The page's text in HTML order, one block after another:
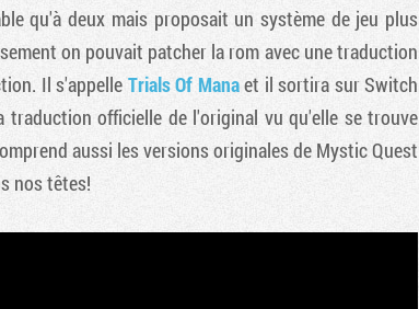
qu'à deux mais proposait un système de jeu plus
on pouvait patcher la rom avec une traduction
Il s'appelle Trials Of Manaet il sortira sur Switch
traduction officielle de l'original vu qu'elle se trouve
aussi les versions originales de Mystic Quest
nos têtes!